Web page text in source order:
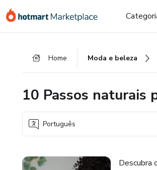
para
para
para
Home Moda e beleza
10 Passos naturais
Português
Descubra